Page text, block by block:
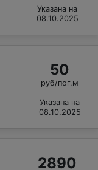
Указана на
08.10.2025
50
руб/пог.м
Указана на
08.10.2025
2890